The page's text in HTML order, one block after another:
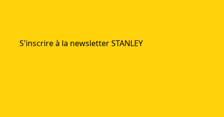
S'inscrire à la newsletter STANLEY